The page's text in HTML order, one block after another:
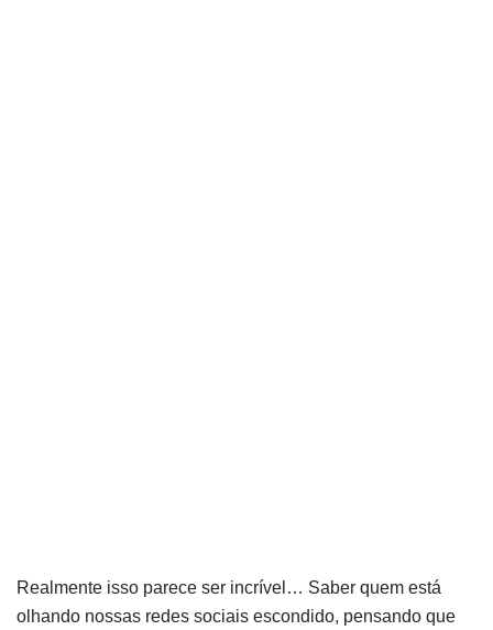
Realmente isso parece ser incrível… Saber quem está
olhando nossas redes sociais escondido, pensando que